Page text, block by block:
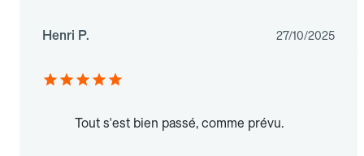
Henri P. 27/10/2025
Tout s'est bien passé, comme prévu.